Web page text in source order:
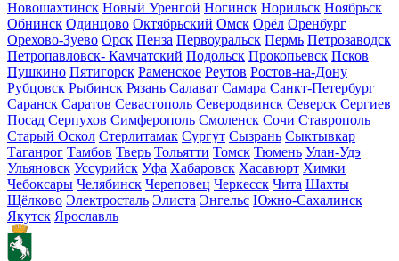
Новошахтинск Новый Уренгой Ногинск Норильск Ноябрьск
Обнинск Одинцово Октябрьский Омск Орёл Оренбург
Орехово-Зуево Орск Пенза Первоуральск Пермь Петрозаводск
Петропавловск- Камчатский Подольск Прокопьевск Псков
Пушкино Пятигорск Раменское Реутов Ростов-на-Дону
Рубцовск Рыбинск Рязань Салават Самара Санкт-Петербург
Саранск Саратов Севастополь Северодвинск Северск Сергиев
Посад Серпухов Симферополь Смоленск Сочи Ставрополь
Старый Оскол Стерлитамак Сургут Сызрань Сыктывкар
Таганрог Тамбов Тверь Тольятти Томск Тюмень Улан-Удэ
Ульяновск Уссурийск Уфа Хабаровск Хасавюрт Химки
Чебоксары Челябинск Череповец Черкесск Чита Шахты
Щёлково Электросталь Элиста Энгельс Южно-Сахалинск
Якутск Ярославль